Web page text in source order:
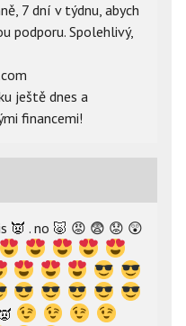
7 dní v týdnu, abych
podporu. Spolehlivý,
ještě dnes a
financemi!
👿 . no 🐷 😡 😨 😟 😲